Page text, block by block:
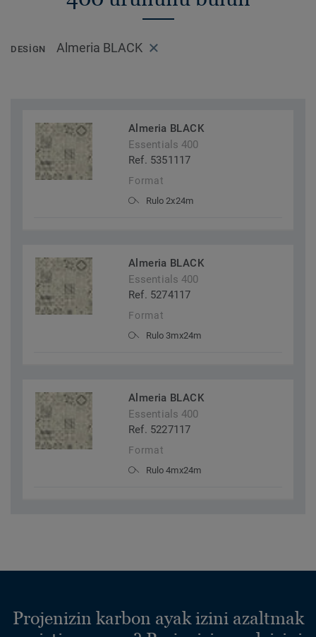
DESIGN Almeria BLACK
Almeria BLACK
Essentials 400
Ref. 5351117
Format
Rulo 2x24m
Almeria BLACK
Essentials 400
Ref. 5274117
Format
Rulo 3mx24m
Almeria BLACK
Essentials 400
Ref. 5227117
Format
Rulo 4mx24m
Projenizin karbon ayak izini azaltmak